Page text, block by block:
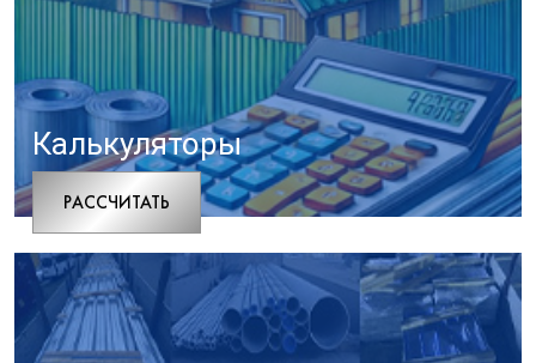
Калькуляторы
РАCСЧИТАТЬ